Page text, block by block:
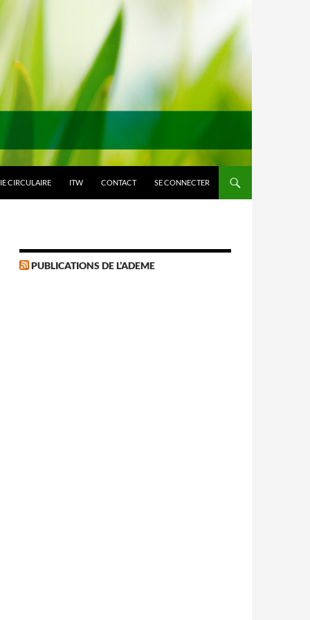
CIRCULAIRE ITW CONTACT SE CONNECTER
PUBLICATIONS DE L’ADEME